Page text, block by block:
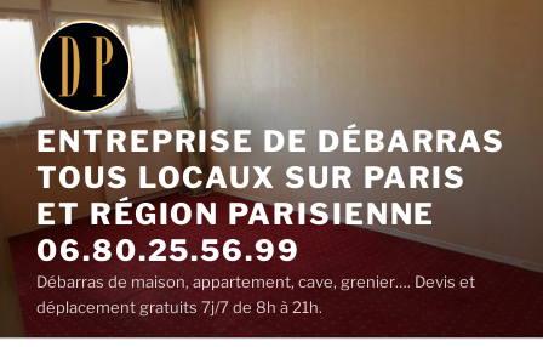
Aller
contenu
principal
ENTREPRISE DE DÉBARRAS
TOUS LOCAUX SUR PARIS
ET RÉGION PARISIENNE
06.80.25.56.99
Débarras de maison, appartement, cave, grenier…. Devis et
déplacement gratuits 7j/7 de 8h à 21h.